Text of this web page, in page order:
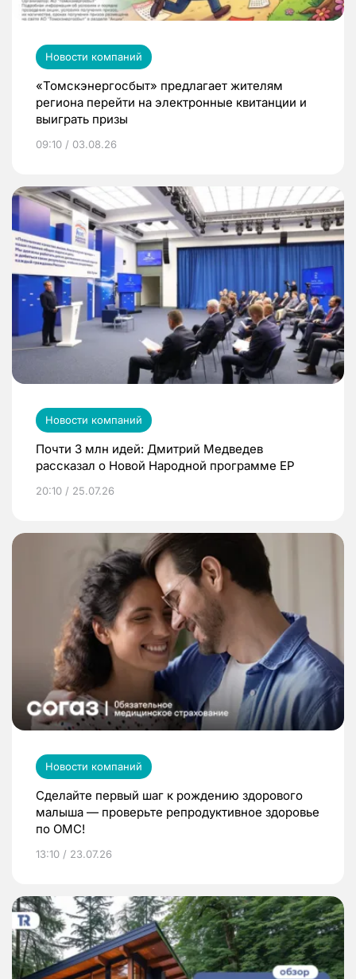
Новости компаний
«Томскэнергосбыт» предлагает жителям
региона перейти на электронные квитанции и
выиграть призы
09:10 / 03.08.26
Новости компаний
Почти 3 млн идей: Дмитрий Медведев
рассказал о Новой Народной программе ЕР
20:10 / 25.07.26
Новости компаний
Сделайте первый шаг к рождению здорового
малыша — проверьте репродуктивное здоровье
по ОМС!
13:10 / 23.07.26